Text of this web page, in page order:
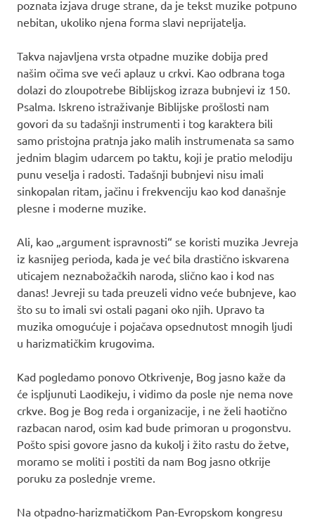
poznata izjava druge strane, da je tekst muzike potpuno
nebitan, ukoliko njena forma slavi neprijatelja.
Takva najavljena vrsta otpadne muzike dobija pred
našim očima sve veći aplauz u crkvi. Kao odbrana toga
dolazi do zloupotrebe Biblijskog izraza bubnjevi iz 150.
Psalma. Iskreno istraživanje Biblijske prošlosti nam
govori da su tadašnji instrumenti i tog karaktera bili
samo pristojna pratnja jako malih instrumenata sa samo
jednim blagim udarcem po taktu, koji je pratio melodiju
punu veselja i radosti. Tadašnji bubnjevi nisu imali
sinkopalan ritam, jačinu i frekvenciju kao kod današnje
plesne i moderne muzike.
Ali, kao „argument ispravnosti“ se koristi muzika Jevreja
iz kasnijeg perioda, kada je već bila drastično iskvarena
uticajem neznabožačkih naroda, slično kao i kod nas
danas! Jevreji su tada preuzeli vidno veće bubnjeve, kao
što su to imali svi ostali pagani oko njih. Upravo ta
muzika omogućuje i pojačava opsednutost mnogih ljudi
u harizmatičkim krugovima.
Kad pogledamo ponovo Otkrivenje, Bog jasno kaže da
će ispljunuti Laodikeju, i vidimo da posle nje nema nove
crkve. Bog je Bog reda i organizacije, i ne želi haotično
razbacan narod, osim kad bude primoran u progonstvu.
Pošto spisi govore jasno da kukolj i žito rastu do žetve,
moramo se moliti i postiti da nam Bog jasno otkrije
poruku za poslednje vreme.
Na otpadno-harizmatičkom Pan-Evropskom kongresu